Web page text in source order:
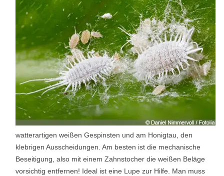
watterartigen weißen Gespinsten und am Honigtau, den
klebrigen Ausscheidungen. Am besten ist die mechanische
Beseitigung, also mit einem Zahnstocher die weißen Beläge
vorsichtig entfernen! Ideal ist eine Lupe zur Hilfe. Man muss